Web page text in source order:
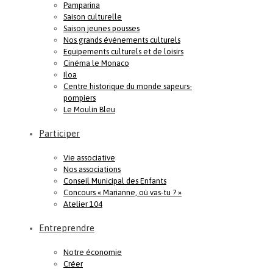
Pamparina
Saison culturelle
Saison jeunes pousses
Nos grands événements culturels
Equipements culturels et de loisirs
Cinéma le Monaco
Iloa
Centre historique du monde sapeurs-
pompiers
Le Moulin Bleu
Participer
Vie associative
Nos associations
Conseil Municipal des Enfants
Concours « Marianne, où vas-tu ? »
Atelier 104
Entreprendre
Notre économie
Créer